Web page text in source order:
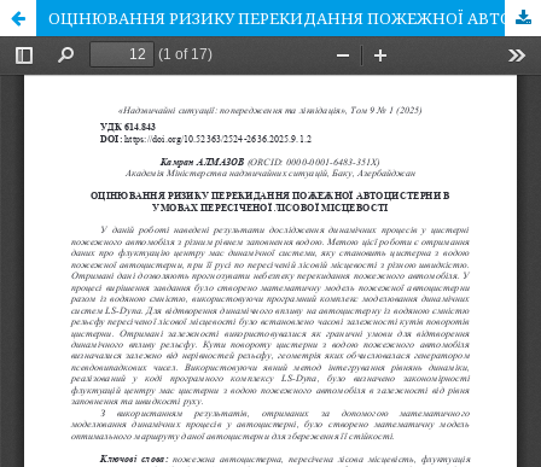
ОЦІНЮВАННЯ РИЗИКУ ПЕРЕКИДАННЯ ПОЖЕЖНОЇ АВТОЦИСТЕРНИ В УМОВАХ ПЕРЕСІЧЕНОЇ ЛІСОВОЇ МІСЦЕВОСТІ